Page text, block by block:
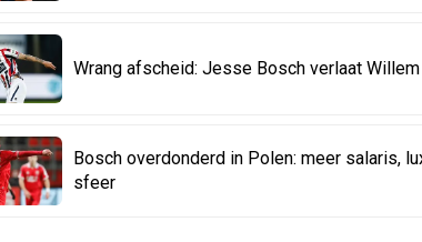
Wrang afscheid: Jesse Bosch verlaat
Bosch overdonderd in Polen: meer salaris,
sfeer